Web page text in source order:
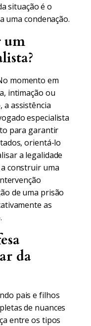
situação é o
uma condenação.
um
momento em
intimação ou
a assistência
especialista
para garantir
orientá-lo
a legalidade
construir uma
de uma prisão
as
da
pais e filhos
de nuances
entre os tipos